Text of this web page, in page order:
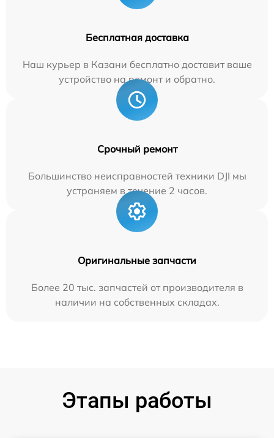
Бесплатная доставка
Наш курьер в Казани бесплатно доставит ваше
устройство на ремонт и обратно.
Срочный ремонт
Большинство неисправностей техники DJI мы
устраняем в течение 2 часов.
Оригинальные запчасти
Более 20 тыс. запчастей от производителя в
наличии на собственных складах.
Этапы работы